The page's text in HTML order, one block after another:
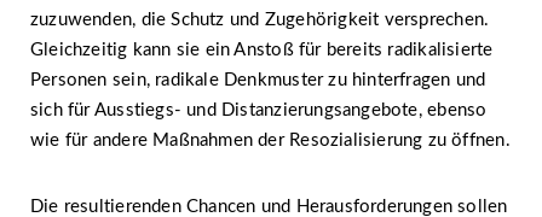
zuzuwenden, die Schutz und Zugehörigkeit versprechen.
Gleichzeitig kann sie ein Anstoß für bereits radikalisierte
Personen sein, radikale Denkmuster zu hinterfragen und
sich für Ausstiegs- und Distanzierungsangebote, ebenso
wie für andere Maßnahmen der Resozialisierung zu öffnen.
Die resultierenden Chancen und Herausforderungen sollen